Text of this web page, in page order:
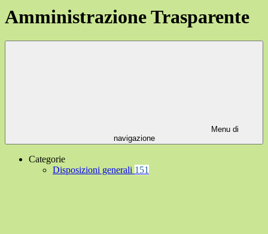
Amministrazione Trasparente
Menu di
navigazione
Categorie
Disposizioni generali 151